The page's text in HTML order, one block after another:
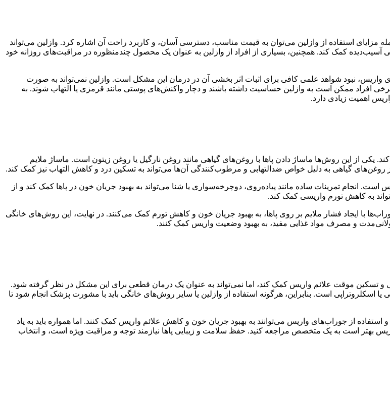
مزایای استفاده از وازلین می‌توان به قیمت مناسب، دسترسی آسان، و کاربرد راحت آن اشاره کرد. وازلین می‌تواند
کمک کند. همچنین، بسیاری از افراد از وازلین به عنوان یک محصول چندمنظوره در مراقبت‌های روزانه خود
واریس، نبود شواهد علمی کافی برای اثبات اثر بخشی آن در درمان این مشکل است. وازلین نمی‌تواند به صورت
افراد ممکن است به وازلین حساسیت داشته باشند و دچار واکنش‌های پوستی مانند قرمزی یا التهاب شوند. به
اهمیت زیادی دارد.
یکی از این روش‌ها ماساژ دادن پاها با روغن‌های گیاهی مانند روغن نارگیل یا روغن زیتون است. ماساژ ملایم
گیاهی به دلیل خواص ضدالتهابی و مرطوب‌کنندگی آن‌ها می‌تواند به تسکین درد و کاهش التهاب نیز کمک کند.
تمرینات ساده مانند پیاده‌روی، دوچرخه‌سواری یا شنا می‌تواند به بهبود جریان خون در پاها کمک کند و از
به کاهش تورم واریسی کمک کند.
با ایجاد فشار ملایم بر روی پاها، به بهبود جریان خون و کاهش تورم کمک می‌کنند. در نهایت، این روش‌های خانگی
و مصرف مواد غذایی مفید، به بهبود وضعیت واریس کمک کنند.
تسکین موقت علائم واریس کمک کند، اما نمی‌تواند به عنوان یک درمان قطعی برای این مشکل در نظر گرفته شود.
است. بنابراین، هرگونه استفاده از وازلین یا سایر روش‌های خانگی باید با مشورت پزشک انجام شود تا
از جوراب‌های واریس می‌توانند به بهبود جریان خون و کاهش علائم واریس کمک کنند. اما همواره باید به یاد
بهتر است به یک متخصص مراجعه کنید. حفظ سلامت و زیبایی پاها نیازمند توجه و مراقبت ویژه است، و انتخاب